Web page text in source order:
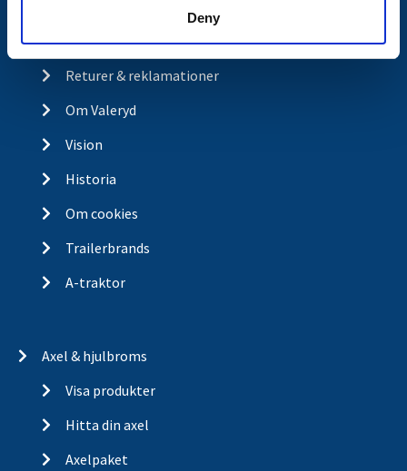
Deny
Integritetspolicy
Returer & reklamationer
Om Valeryd
Vision
Historia
Om cookies
Trailerbrands
A-traktor
Axel & hjulbroms
Visa produkter
Hitta din axel
Axelpaket